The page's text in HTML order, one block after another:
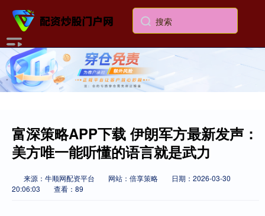
富深策略APP下载 伊朗军方最新发声：
美方唯一能听懂的语言就是武力
来源：牛顺网配资平台 网站：倍享策略
日期：2026-03-30
20:06:03
查看：89